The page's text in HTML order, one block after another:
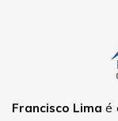
Francisco Lima é